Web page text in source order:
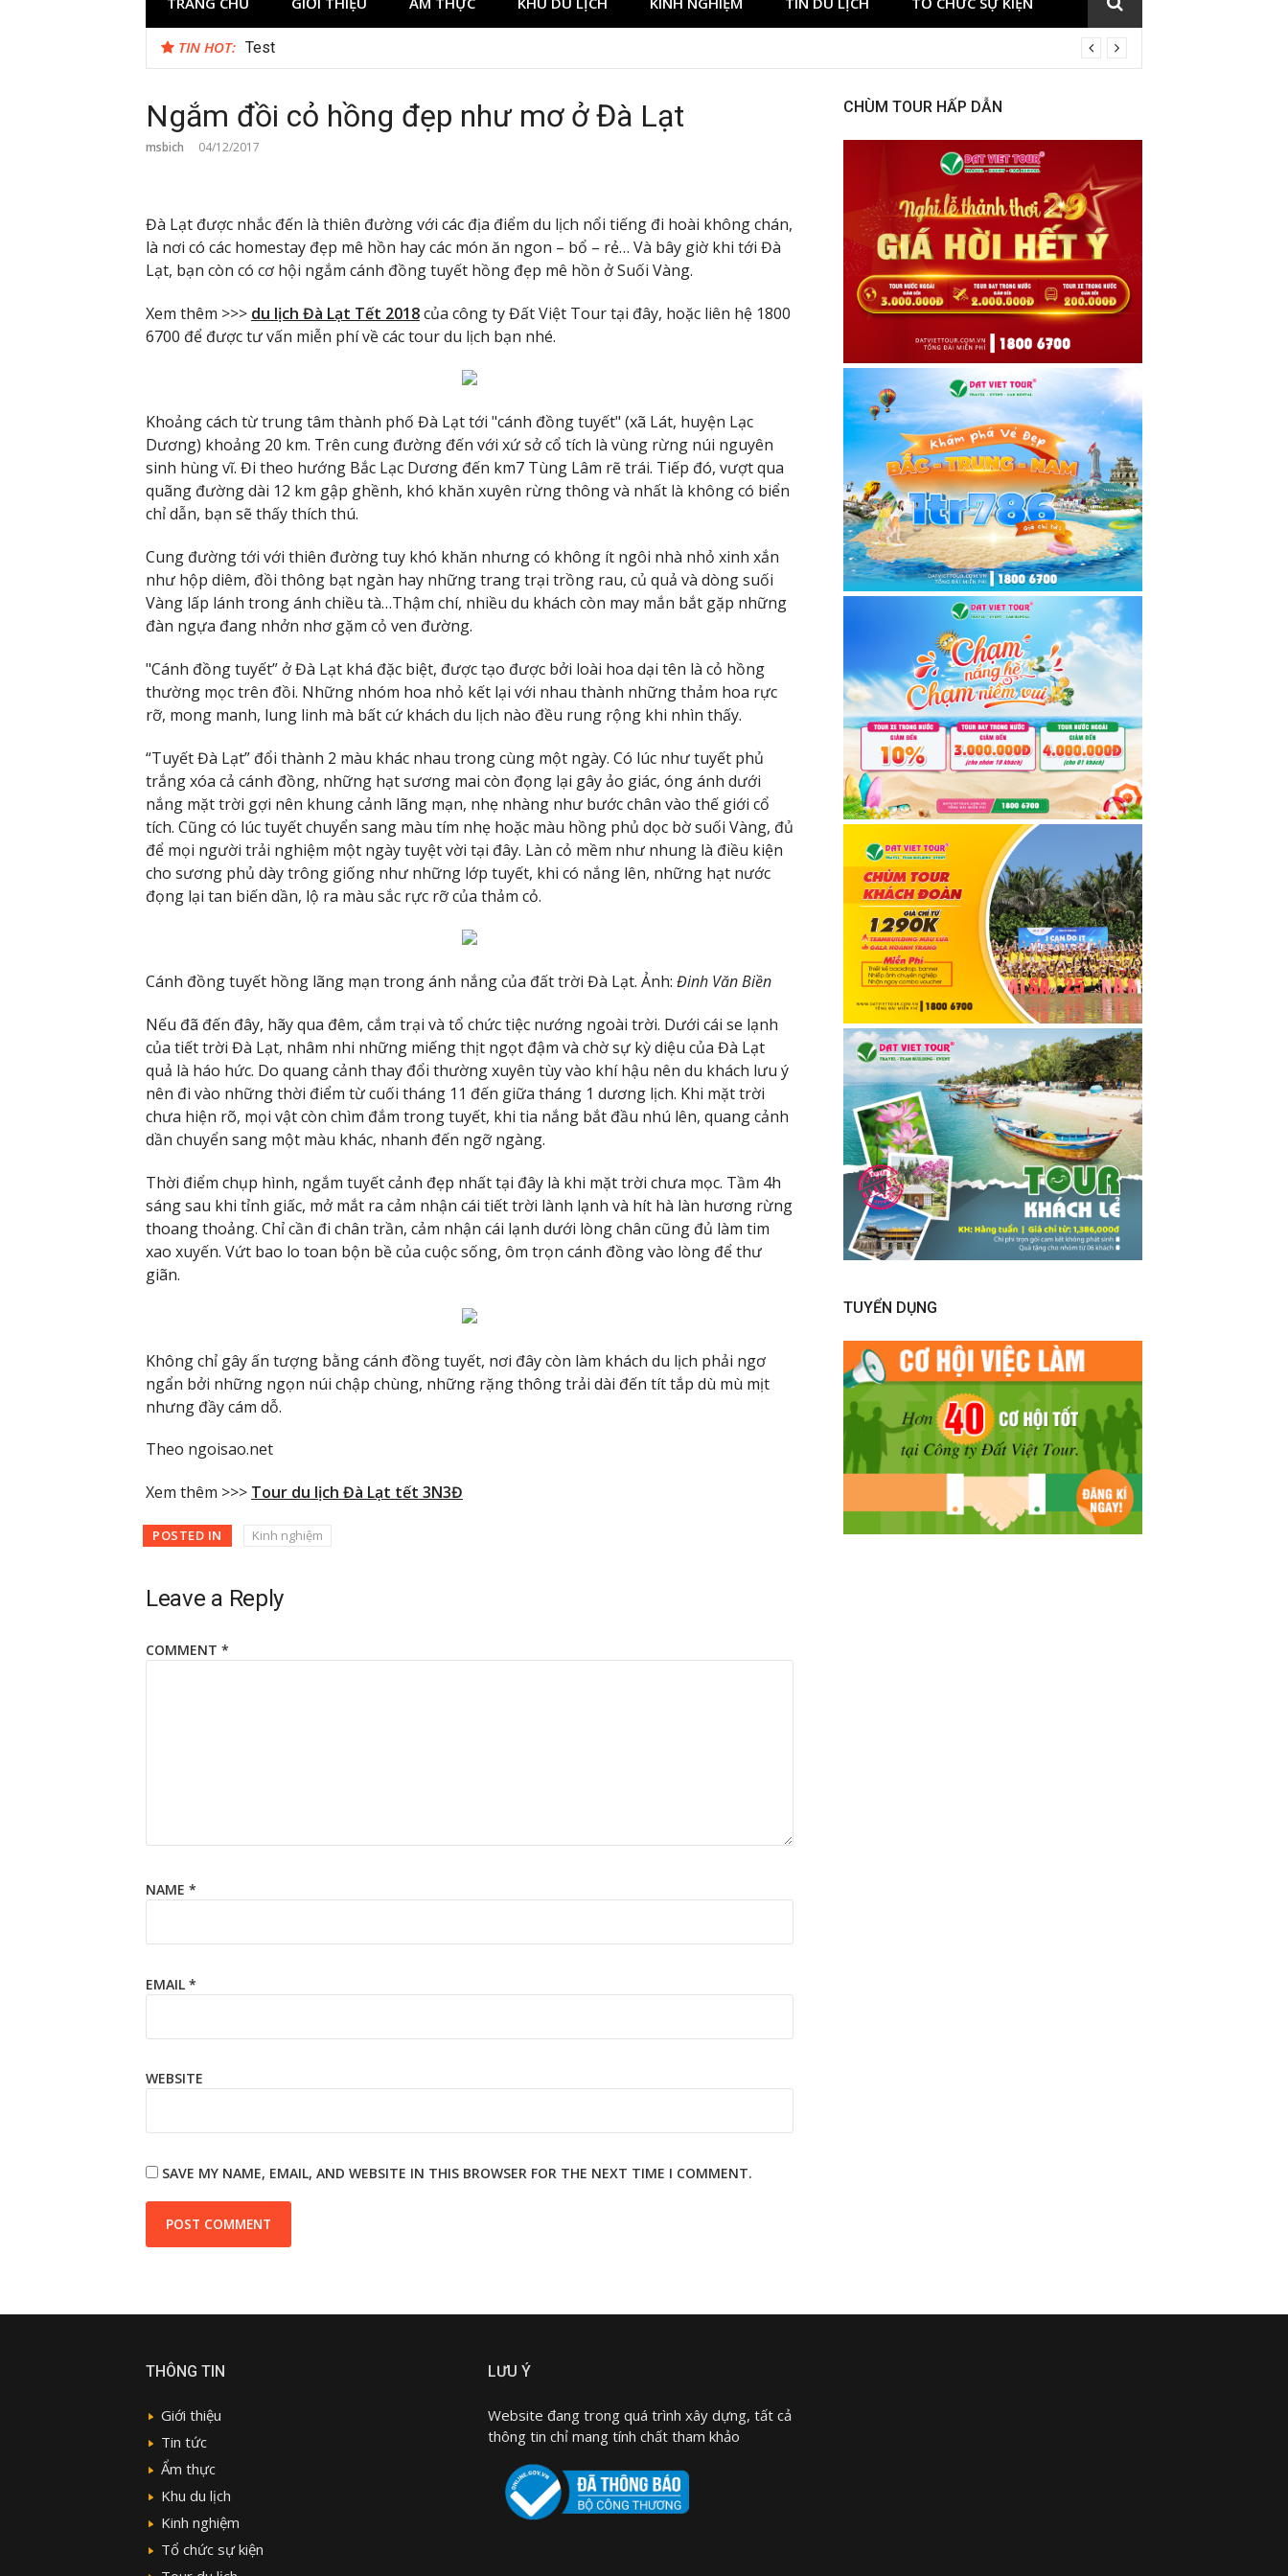
TIN HOT: Test
Reviewing Transaction History at BetNinja UK
Ngắm đồi cỏ hồng đẹp như mơ ở Đà Lạt
msbich 04/12/2017
Đà Lạt được nhắc đến là thiên đường với các địa điểm du lịch nổi tiếng đi hoài không chán,
là nơi có các homestay đẹp mê hồn hay các món ăn ngon – bổ – rẻ… Và bây giờ khi tới Đà
Lạt, bạn còn có cơ hội ngắm cánh đồng tuyết hồng đẹp mê hồn ở Suối Vàng.
Xem thêm >>> du lịch Đà Lạt Tết 2018của công ty Đất Việt Tour tại đây, hoặc liên hệ 1800
6700 để được tư vấn miễn phí về các tour du lịch bạn nhé.
Khoảng cách từ trung tâm thành phố Đà Lạt tới "cánh đồng tuyết" (xã Lát, huyện Lạc
Dương) khoảng 20 km. Trên cung đường đến với xứ sở cổ tích là vùng rừng núi nguyên
sinh hùng vĩ. Đi theo hướng Bắc Lạc Dương đến km7 Tùng Lâm rẽ trái. Tiếp đó, vượt qua
quãng đường dài 12 km gập ghềnh, khó khăn xuyên rừng thông và nhất là không có biển
chỉ dẫn, bạn sẽ thấy thích thú.
Cung đường tới với thiên đường tuy khó khăn nhưng có không ít ngôi nhà nhỏ xinh xắn
như hộp diêm, đồi thông bạt ngàn hay những trang trại trồng rau, củ quả và dòng suối
Vàng lấp lánh trong ánh chiều tà…Thậm chí, nhiều du khách còn may mắn bắt gặp những
đàn ngựa đang nhởn nhơ gặm cỏ ven đường.
"Cánh đồng tuyết” ở Đà Lạt khá đặc biệt, được tạo được bởi loài hoa dại tên là cỏ hồng
thường mọc trên đồi. Những nhóm hoa nhỏ kết lại với nhau thành những thảm hoa rực
rỡ, mong manh, lung linh mà bất cứ khách du lịch nào đều rung rộng khi nhìn thấy.
“Tuyết Đà Lạt” đổi thành 2 màu khác nhau trong cùng một ngày. Có lúc như tuyết phủ
trắng xóa cả cánh đồng, những hạt sương mai còn đọng lại gây ảo giác, óng ánh dưới
nắng mặt trời gợi nên khung cảnh lãng mạn, nhẹ nhàng như bước chân vào thế giới cổ
tích. Cũng có lúc tuyết chuyển sang màu tím nhẹ hoặc màu hồng phủ dọc bờ suối Vàng, đủ
để mọi người trải nghiệm một ngày tuyệt vời tại đây. Làn cỏ mềm như nhung là điều kiện
cho sương phủ dày trông giống như những lớp tuyết, khi có nắng lên, những hạt nước
đọng lại tan biến dần, lộ ra màu sắc rực rỡ của thảm cỏ.
Cánh đồng tuyết hồng lãng mạn trong ánh nắng của đất trời Đà Lạt. Ảnh: Đinh Văn Biền
Nếu đã đến đây, hãy qua đêm, cắm trại và tổ chức tiệc nướng ngoài trời. Dưới cái se lạnh
của tiết trời Đà Lạt, nhâm nhi những miếng thịt ngọt đậm và chờ sự kỳ diệu của Đà Lạt
quả là háo hức. Do quang cảnh thay đổi thường xuyên tùy vào khí hậu nên du khách lưu ý
nên đi vào những thời điểm từ cuối tháng 11 đến giữa tháng 1 dương lịch. Khi mặt trời
chưa hiện rõ, mọi vật còn chìm đắm trong tuyết, khi tia nắng bắt đầu nhú lên, quang cảnh
dần chuyển sang một màu khác, nhanh đến ngỡ ngàng.
Thời điểm chụp hình, ngắm tuyết cảnh đẹp nhất tại đây là khi mặt trời chưa mọc. Tầm 4h
sáng sau khi tỉnh giấc, mở mắt ra cảm nhận cái tiết trời lành lạnh và hít hà làn hương rừng
thoang thoảng. Chỉ cần đi chân trần, cảm nhận cái lạnh dưới lòng chân cũng đủ làm tim
xao xuyến. Vứt bao lo toan bộn bề của cuộc sống, ôm trọn cánh đồng vào lòng để thư
giãn.
Không chỉ gây ấn tượng bằng cánh đồng tuyết, nơi đây còn làm khách du lịch phải ngơ
ngẩn bởi những ngọn núi chập chùng, những rặng thông trải dài đến tít tắp dù mù mịt
nhưng đầy cám dỗ.
Theo ngoisao.net
Xem thêm >>> Tour du lịch Đà Lạt tết 3N3Đ
POSTED IN Kinh nghiệm
Leave a Reply
COMMENT *
NAME *
EMAIL *
WEBSITE
SAVE MY NAME, EMAIL, AND WEBSITE IN THIS BROWSER FOR THE NEXT TIME I COMMENT.
CHÙM TOUR HẤP DẪN
TUYỂN DỤNG
THÔNG TIN
Giới thiệu
Tin tức
Ẩm thực
Khu du lịch
Kinh nghiệm
Tổ chức sự kiện
LƯU Ý
Website đang trong quá trình xây dựng, tất cả
thông tin chỉ mang tính chất tham khảo